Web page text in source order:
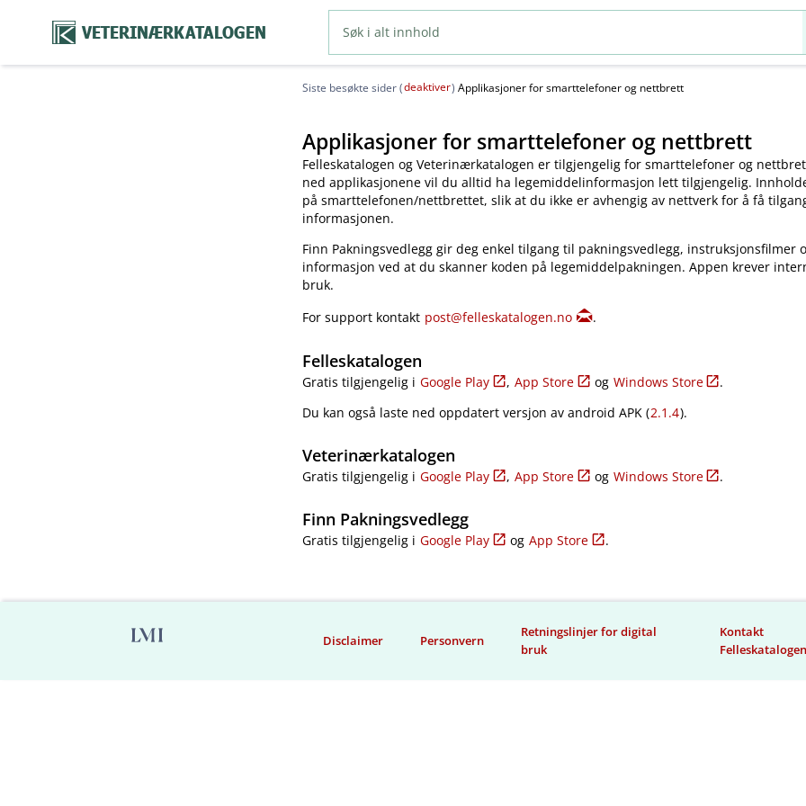
VETERINÆRKATALOGEN
Siste besøkte sider (deaktiver) Applikasjoner for smarttelefoner og nettbrett
Applikasjoner for smarttelefoner og nettbrett
Felleskatalogen og Veterinærkatalogen er tilgjengelig for smarttelefoner og
ned applikasjonene vil du alltid ha legemiddelinformasjon lett tilgjengelig.
på smarttelefonen​/​nettbrettet, slik at du ikke er avhengig av nettverk for å få
informasjonen.
Finn Pakningsvedlegg gir deg enkel tilgang til pakningsvedlegg, instruksjonsfilmer
informasjon ved at du skanner koden på legemiddelpakningen. Appen krever
bruk.
For support kontakt post@felleskatalogen.no .
Felleskatalogen
Gratis tilgjengelig i Google Play , App Store og Windows Store
.
Du kan også laste ned oppdatert versjon av android APK (2.1.4).
Veterinærkatalogen
Gratis tilgjengelig i Google Play , App Store og Windows Store .
Finn Pakningsvedlegg
Gratis tilgjengelig i Google Play og App Store .
Disclaimer Personvern
Retningslinjer for digital
bruk
Kontakt
Felleskatalogen